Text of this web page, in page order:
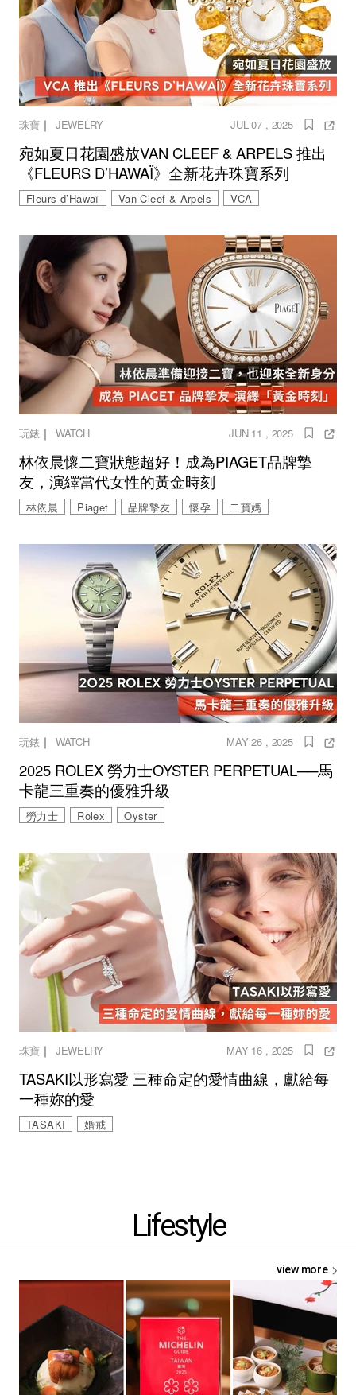
珠寶｜ JEWELRY JUL 07 , 2025
宛如夏日花園盛放VAN CLEEF & ARPELS 推出
《FLEURS D’HAWAÏ》全新花卉珠寶系列
Fleurs d’Hawaï Van Cleef & Arpels VCA
玩錶 ｜ WATCH JUN 11 , 2025
林依晨懷二寶狀態超好！成為PIAGET品牌摯
友，演繹當代女性的黃金時刻
林依晨 Piaget 品牌摯友 懷孕 二寶媽
玩錶 ｜ WATCH MAY 26 , 2025
2025 ROLEX 勞力士OYSTER PERPETUAL──馬
卡龍三重奏的優雅升級
勞力士 Rolex Oyster
珠寶｜ JEWELRY MAY 16 , 2025
TASAKI以形寫愛 三種命定的愛情曲線，獻給每
一種妳的愛
TASAKI 婚戒
Lifestyle
view more